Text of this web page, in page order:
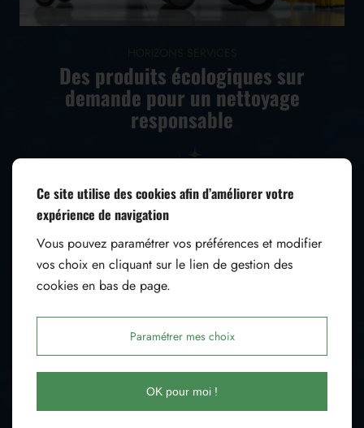
Des produits écologiques sur
demande pour un nettoyage
responsable
Soucieux de l’impact environnemental des produits
d’entretien, nous proposons à nos clients unegamme de
produits écologiques sur demande .
Ces produits, certifiés et respectueux de l’environnement,
permettent de réduire les substances nocives dans les
lieux de travail, notamment pour les secteurs sensibles
comme la petite enfance, la restauration ou la santé.
Sur simple demande, nos équipes utilisent des
et désinfectants écolabellisés, efficaces mais doux pour
Ce site utilise des cookies afin d’améliorer votre
expérience de navigation
Vous pouvez paramétrer vos préférences et modifier
vos choix en cliquant sur le lien de gestion des
cookies en bas de page.
Paramétrer mes choix
OK pour moi !